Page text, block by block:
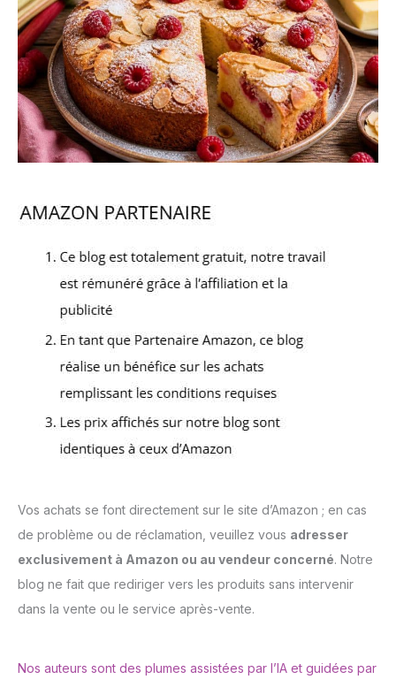
Vos achats se font directement sur le site d’Amazon ; en cas
de problème ou de réclamation, veuillez vous adresser
exclusivement à Amazon ou au vendeur concerné. Notre
blog ne fait que rediriger vers les produits sans intervenir
dans la vente ou le service après-vente.
Nos auteurs sont des plumes assistées par l’IA et guidées par